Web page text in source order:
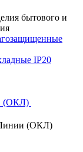
бытового и
IP20
(ОКЛ)
(ОКЛ)